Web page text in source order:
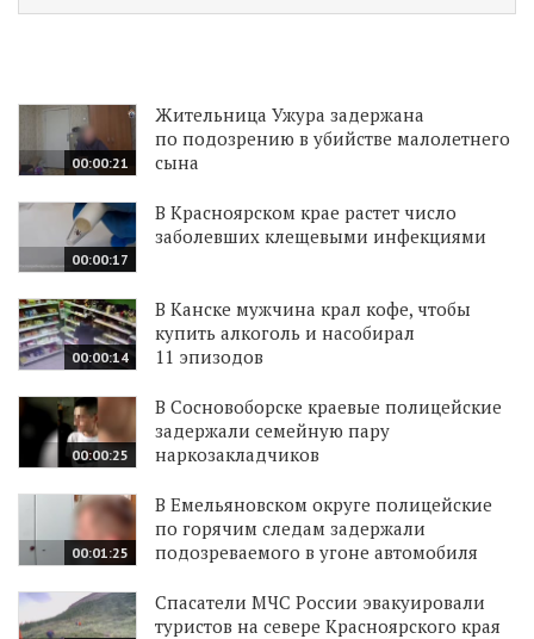
00:00:21
Жительница Ужура задержана
по подозрению в убийстве малолетнего
сына
00:00:17
В Красноярском крае растет число
заболевших клещевыми инфекциями
00:00:14
В Канске мужчина крал кофе, чтобы
купить алкоголь и насобирал
11 эпизодов
00:00:25
В Сосновоборске краевые полицейские
задержали семейную пару
наркозакладчиков
00:01:25
В Емельяновском округе полицейские
по горячим следам задержали
подозреваемого в угоне автомобиля
Спасатели МЧС России эвакуировали
туристов на севере Красноярского края